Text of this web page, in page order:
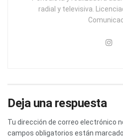
radial y televisiva.
Deja una respuesta
Tu dirección de correo electrónico
campos obligatorios están